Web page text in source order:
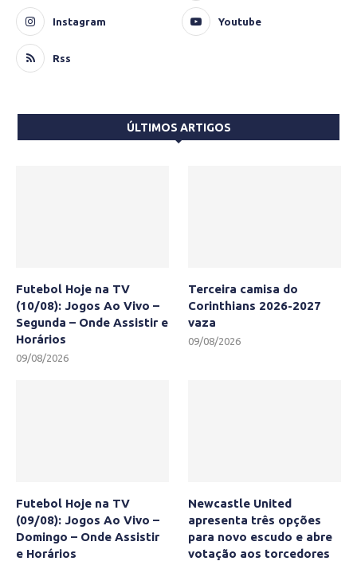
Instagram Youtube
Rss
ÚLTIMOS ARTIGOS
Futebol Hoje na TV
(10/08): Jogos Ao Vivo –
Segunda – Onde Assistir e
Horários
09/08/2026
Terceira camisa do
Corinthians 2026-2027
vaza
09/08/2026
Futebol Hoje na TV
(09/08): Jogos Ao Vivo –
Domingo – Onde Assistir
e Horários
Newcastle United
apresenta três opções
para novo escudo e abre
votação aos torcedores